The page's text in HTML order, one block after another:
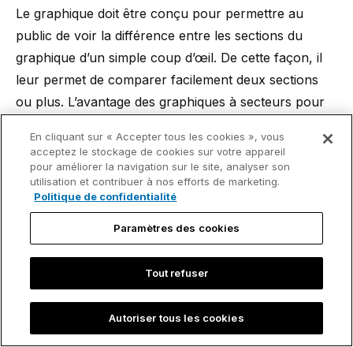
Le graphique doit être conçu pour permettre au
public de voir la différence entre les sections du
graphique d’un simple coup d’œil. De cette façon, il
leur permet de comparer facilement deux sections
ou plus. L’avantage des graphiques à secteurs pour
lorsqu’elles sont trop similaires. Si tel est le cas, le
mieux que vous puissiez faire est de choisir un autre
type de graphique.
Comme le graphique à secteurs est un type de
graphique 100 % avec une seule catégorie de
données contenant plusieurs séries, vous pouvez
envisager d’utiliser un graphique 100 % empilé sur
une seule colonne. Cependant, ils ne sont
généralement pas plus efficaces que les graphiques à
En cliquant sur « Accepter tous les cookies », vous
acceptez le stockage de cookies sur votre appareil
pour améliorer la navigation sur le site, analyser son
utilisation et contribuer à nos efforts de marketing.
Politique de confidentialité
Paramètres des cookies
Tout refuser
Autoriser tous les cookies